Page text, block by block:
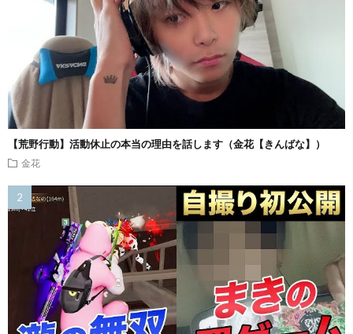
【荒野行動】活動休止の本当の理由を話します（金花【きんばな】）
金花